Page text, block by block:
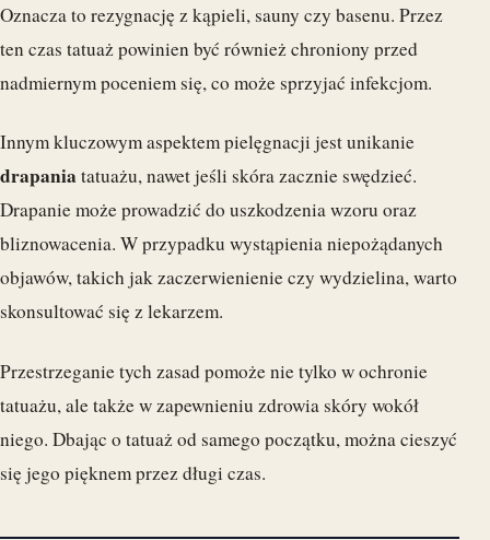
Oznacza to rezygnację z kąpieli, sauny czy basenu. Przez
ten czas tatuaż powinien być również chroniony przed
nadmiernym poceniem się, co może sprzyjać infekcjom.
Innym kluczowym aspektem pielęgnacji jest unikanie
drapania tatuażu, nawet jeśli skóra zacznie swędzieć.
Drapanie może prowadzić do uszkodzenia wzoru oraz
bliznowacenia. W przypadku wystąpienia niepożądanych
objawów, takich jak zaczerwienienie czy wydzielina, warto
skonsultować się z lekarzem.
Przestrzeganie tych zasad pomoże nie tylko w ochronie
tatuażu, ale także w zapewnieniu zdrowia skóry wokół
niego. Dbając o tatuaż od samego początku, można cieszyć
się jego pięknem przez długi czas.